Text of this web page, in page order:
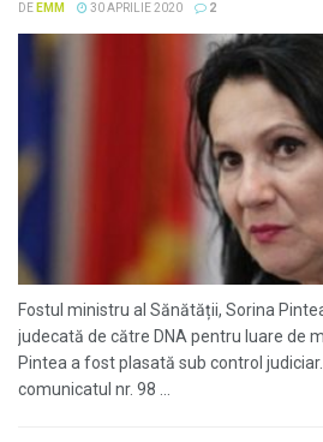
DE EMM 30 APRILIE 2020 2
Fostul ministru al Sănătății, Sorina
judecată de către DNA pentru luare de
Pintea a fost plasată sub control
comunicatul nr. 98 ...